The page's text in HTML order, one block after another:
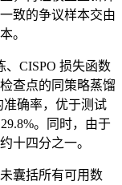
致的争议样本交由
。
CISPO 损失函数
查点的同策略蒸馏
确率，优于测试
。同时，由于
十四分之一。
囊括所有可用数